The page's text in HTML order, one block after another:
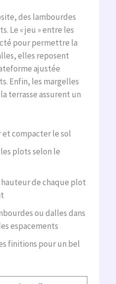
des lambourdes
Le « jeu » entre les
pour permettre la
elles reposent
ajustée
Enfin, les margelles
terrasse assurent un
compacter le sol
plots selon le
de chaque plot
ou dalles dans
espacements
finitions pour un bel